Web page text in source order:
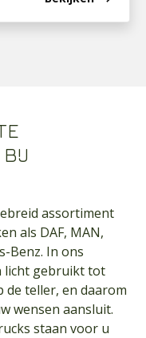
assortiment
als DAF, MAN,
Benz. In ons
licht gebruikt tot
teller, en daarom
wensen aansluit.
staan voor u